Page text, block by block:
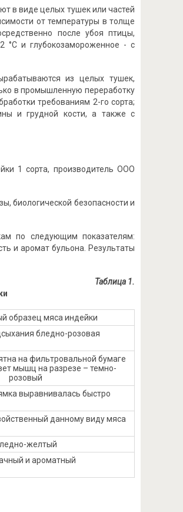
в виде целых тушек или частей
от температуры в толще
после убоя птицы,
°С и глубокозамороженное - с
из целых тушек,
в промышленную переработку
требованиям 2-го сорта;
и грудной кости, а также с
1 сорта, производитель ООО
биологической безопасности и
по следующим показателям:
и аромат бульона. Результаты
Таблица 1.
образец мяса индейки
бледно-розовая
на фильтровальной бумаге
мышц на разрезе – темно-
розовый
выравнивалась быстро
данному виду мяса
желтый
и ароматный